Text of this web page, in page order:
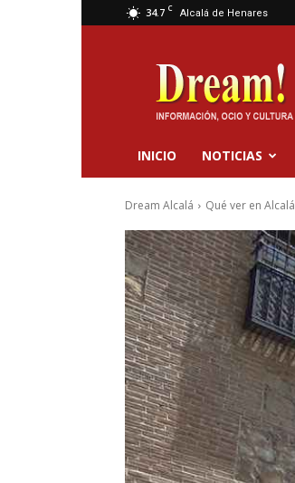
34.7 C Alcalá de Henares
Dream
Alcalá
INICIO NOTICIAS
Dream Alcalá Qué ver en Alcalá